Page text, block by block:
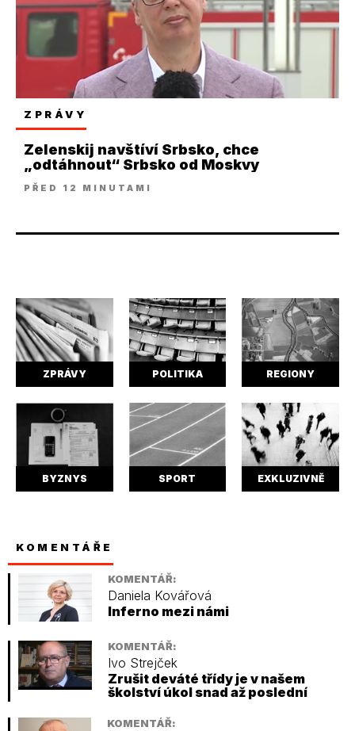
ZPRÁVY
Zelenskij navštíví Srbsko, chce
„odtáhnout“ Srbsko od Moskvy
PŘED 12 MINUTAMI
ZPRÁVY POLITIKA REGIONY
BYZNYS SPORT EXKLUZIVNĚ
KOMENTÁŘE
KOMENTÁŘ:
Daniela Kovářová
Inferno mezi námi
KOMENTÁŘ:
Ivo Strejček
Zrušit deváté třídy je v našem
školství úkol snad až poslední
KOMENTÁŘ: